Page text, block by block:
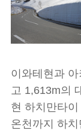
이와테현과
고 1,613m의
현 하치만타
온천까지 하